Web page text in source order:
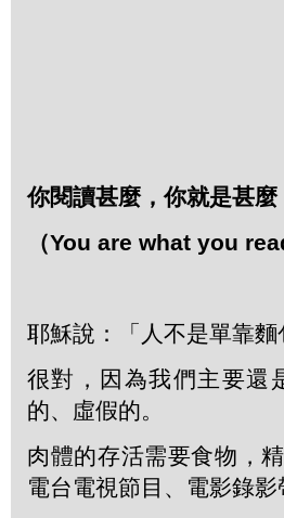
你閱讀甚麼，你就是甚麼
（You are what you
耶穌說：「人不是單靠麵
很對，因為我們主要還
的、虛假的。
肉體的存活需要食物，
電台電視節目、電影錄